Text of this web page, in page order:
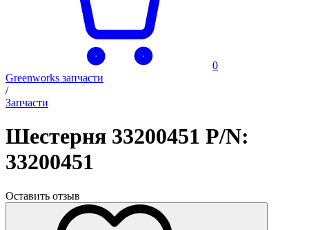
0
Greenworks запчасти
/
Запчасти
Шестерня 33200451 P/N:
33200451
Оставить отзыв